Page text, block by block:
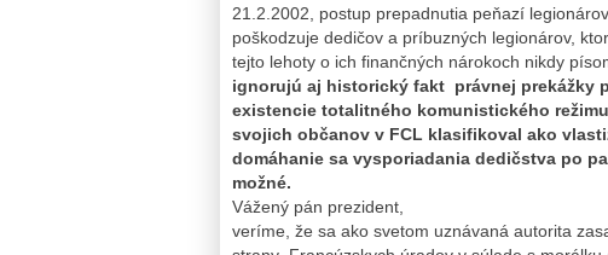
21.2.2002, postup prepadnutia peňazí
poškodzuje dedičov a príbuzných legionárov,
tejto lehoty o ich finančných nárokoch nikdy
ignorujú aj historický fakt právnej prekážky
existencie totalitného komunistického
svojich občanov v FCL klasifikoval ako
domáhanie sa vysporiadania dedičstva po
možné.
Vážený pán prezident,
veríme, že sa ako svetom uznávaná autorita